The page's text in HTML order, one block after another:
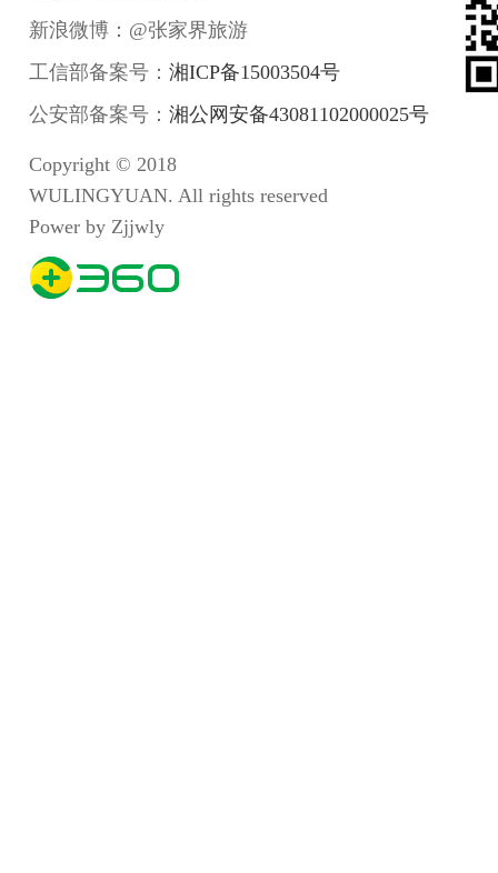
新浪微博：@张家界旅游
工信部备案号： 湘ICP备15003504号
公安部备案号： 湘公网安备43081102000025号
Copyright © 2018
WULINGYUAN. All rights reserved
Power by Zjjwly